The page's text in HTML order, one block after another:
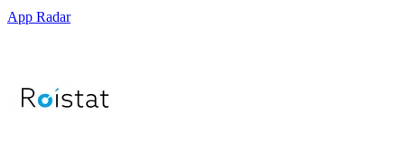
App Radar